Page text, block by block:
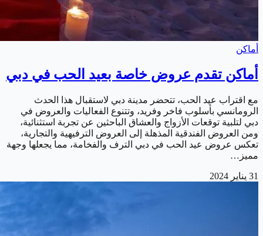
أماكن
أماكن تقدم عروض خاصة بعيد الحب في دبي
مع اقتراب عيد الحب، تتحضر مدينة دبي لاستقبال هذا الحدث
الرومانسي بأسلوب فاخر وفريد، وتتنوع الفعاليات والعروض في
دبي لتلبية توقعات الأزواج والعشاق الباحثين عن تجربة استثنائية،
ومن العروض الفندقية المذهلة إلى العروض الترفيهية والتجارية،
تعكس عروض عيد الحب في دبي الترف والفخامة، مما يجعلها وجهة
مميز…
31 يناير 2024